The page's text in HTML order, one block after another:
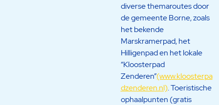
diverse themaroutes door
de gemeente Borne, zoals
het bekende
Marskramerpad, het
Hilligenpad en het lokale
“Kloosterpad
Zenderen”(www.kloosterpa
dzenderen.nl). Toeristische
ophaalpunten (gratis